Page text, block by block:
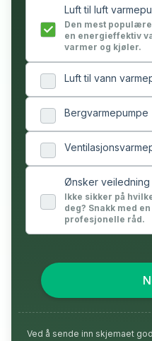
Luft til luft
Den mest
en energieffektiv
varmer og kjøler.
Luft til vann
Bergvarmepumpe
Ønsker veiledning
Ikke sikker på
deg? Snakk med
profesjonelle råd.
Ved å sende inn skjemaet